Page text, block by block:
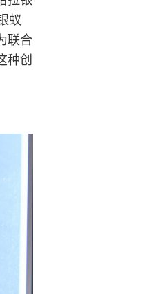
蚁
联合
种创